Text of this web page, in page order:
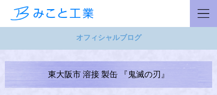
オフィシャルブログ
東大阪市 溶接 製缶 『鬼滅の刃』